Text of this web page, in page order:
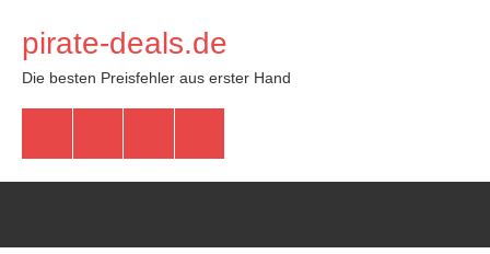
Inhalt
springen
pirate-deals.de
Die besten Preisfehler aus erster Hand